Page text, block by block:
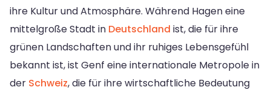
ihre Kultur und Atmosphäre. Während Hagen eine
mittelgroße Stadt in Deutschland ist, die für ihre
grünen Landschaften und ihr ruhiges Lebensgefühl
bekannt ist, ist Genf eine internationale Metropole in
der Schweiz, die für ihre wirtschaftliche Bedeutung